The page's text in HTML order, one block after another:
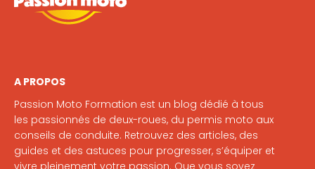
A PROPOS
Passion Moto Formation est un blog dédié à tous
les passionnés de deux-roues, du permis moto aux
conseils de conduite. Retrouvez des articles, des
guides et des astuces pour progresser, s’équiper et